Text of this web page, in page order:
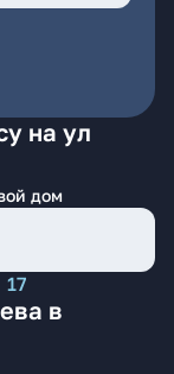
на ул
дом
17
в